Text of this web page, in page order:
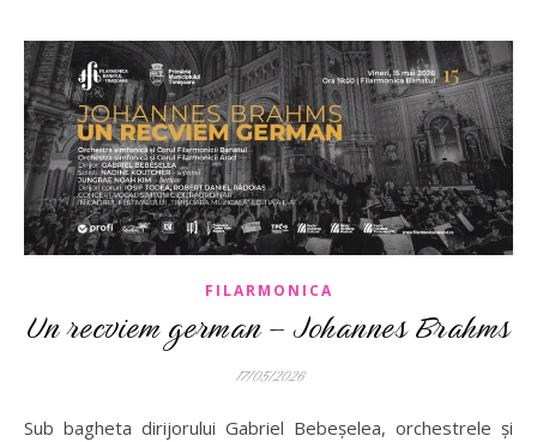
FILARMONICA
Un recviem german – Johannes Brahms
17/05/2026
Sub bagheta dirijorului Gabriel Bebeșelea, orchestrele și